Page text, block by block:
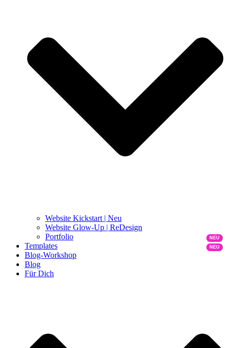
Website Kickstart | Neu
Website Glow-Up | ReDesign
Portfolio
Templates
Blog-Workshop
Blog
Für Dich